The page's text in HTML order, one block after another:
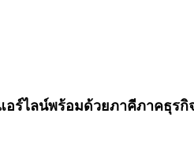
ไลน์พร้อมด้วยภาคีภาคธุรกิ